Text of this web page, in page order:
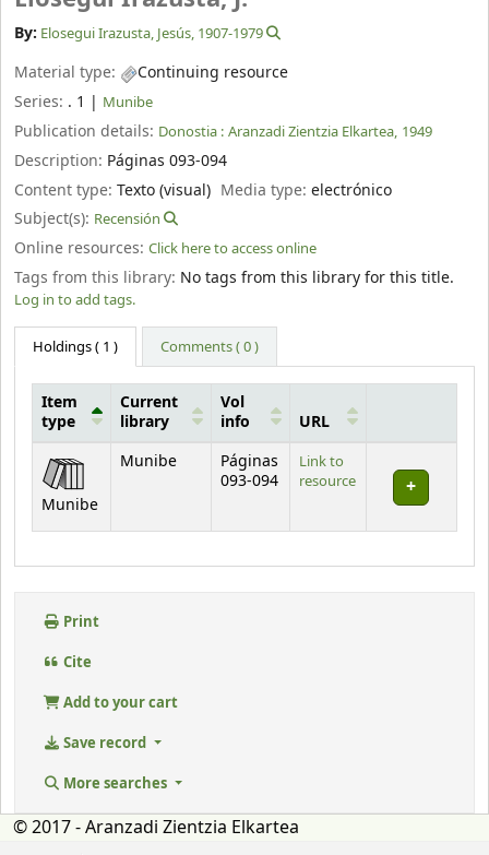
By: Elosegui Irazusta, Jesús, 1907-1979
Material type:
Continuing resource
Series: . 1 | Munibe
Publication details: Donostia : Aranzadi Zientzia Elkartea, 1949
Description: Páginas 093-094
Content type: Texto (visual) Media type:electrónico
Subject(s): Recensión
Online resources: Click here to access online
Tags from this library: No tags from this library for this title.
Log in to add tags.
Holdings( 1 ) Comments ( 0 )
Holdings
Item
type
Current
library
Vol
info
URL
Munibe
Munibe
Páginas
093-094
Link to
resource
Print
Cite
Add to your cart
Save record
More searches
© 2017 - Aranzadi Zientzia Elkartea